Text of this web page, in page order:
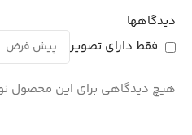
دیدگاهها
فقط دارای تصویر
هیچ دیدگاهی برای این محصول